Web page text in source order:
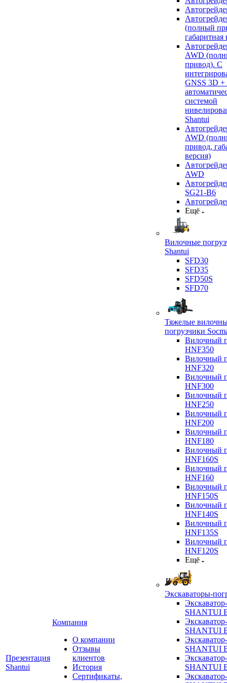
Презентация
Shantui
Компания
О компании
Отзывы
клиентов
История
Сертификаты,
(полный
габаритная
AWD
привод). С
GNSS 3D +
системой
Shantui
AWD
привод,
версия)
AWD
SG21-B6
Ещё
Вилочные
Shantui
SFD30
SFD35
SFD50S
SFD70
Тяжелые
погрузчики
Вилочный
HNF350
Вилочный
HNF320
Вилочный
HNF300
Вилочный
HNF250
Вилочный
HNF200
Вилочный
HNF180
Вилочный
HNF160S
Вилочный
HNF160
Вилочный
HNF150S
Вилочный
HNF140S
Вилочный
HNF135S
Вилочный
HNF120S
Ещё
Экскаваторы-
SHANTUI
SHANTUI
SHANTUI
SHANTUI